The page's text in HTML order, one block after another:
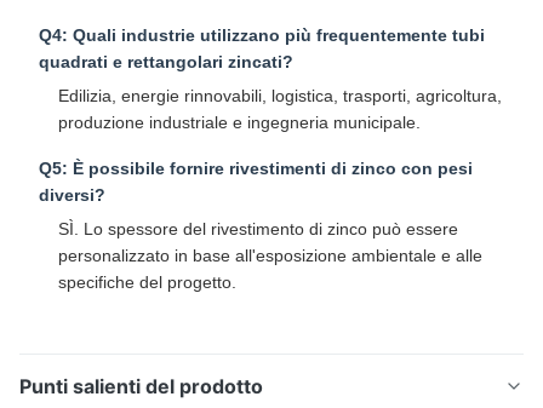
Q4: Quali industrie utilizzano più frequentemente tubi
quadrati e rettangolari zincati?
Edilizia, energie rinnovabili, logistica, trasporti, agricoltura,
produzione industriale e ingegneria municipale.​
Q5: È possibile fornire rivestimenti di zinco con pesi
diversi?
SÌ. Lo spessore del rivestimento di zinco può essere
personalizzato in base all'esposizione ambientale e alle
specifiche del progetto.
Punti salienti del prodotto